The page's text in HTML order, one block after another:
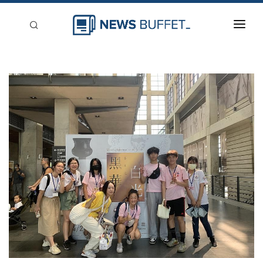
新聞稿分類
登入
刊登